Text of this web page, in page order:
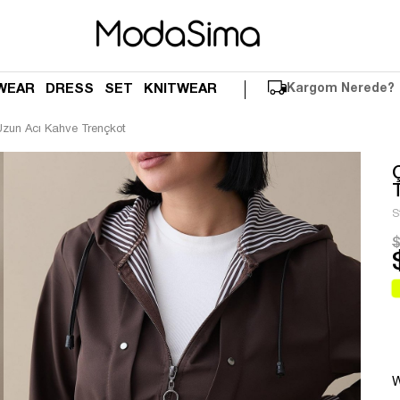
DRESS SET KNITWEAR Kargom Nerede?
Acı Kahve Trençkot